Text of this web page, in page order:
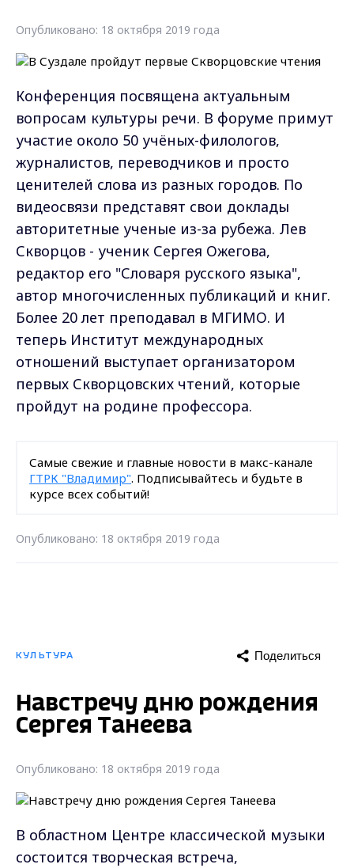
Опубликовано: 18 октября 2019 года
Конференция посвящена актуальным
вопросам культуры речи. В форуме примут
участие около 50 учёных-филологов,
журналистов, переводчиков и просто
ценителей слова из разных городов. По
видеосвязи представят свои доклады
авторитетные ученые из-за рубежа. Лев
Скворцов - ученик Сергея Ожегова,
редактор его "Словаря русского языка",
автор многочисленных публикаций и книг.
Более 20 лет преподавал в МГИМО. И
теперь Институт международных
отношений выступает организатором
первых Скворцовских чтений, которые
пройдут на родине профессора.
Самые свежие и главные новости в макс-канале
ГТРК "Владимир". Подписывайтесь и будьте в
курсе всех событий!
Опубликовано: 18 октября 2019 года
КУЛЬТУРА Поделиться
Навстречу дню рождения
Сергея Танеева
Опубликовано: 18 октября 2019 года
В областном Центре классической музыки
состоится творческая встреча,